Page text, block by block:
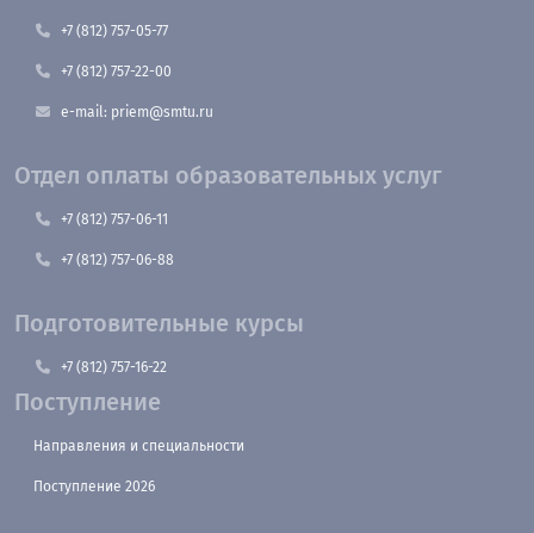
+7 (812) 757-05-77
+7 (812) 757-22-00
e-mail: priem@smtu.ru
Отдел оплаты образовательных услуг
+7 (812) 757-06-11
+7 (812) 757-06-88
Подготовительные курсы
+7 (812) 757-16-22
Поступление
Направления и специальности
Поступление 2026